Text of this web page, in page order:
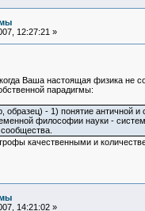
12:27:21 »
Ваша настоящая физика не
парадигмы:
- 1) понятие античной
философии науки -
качественными и
14:21:02 »